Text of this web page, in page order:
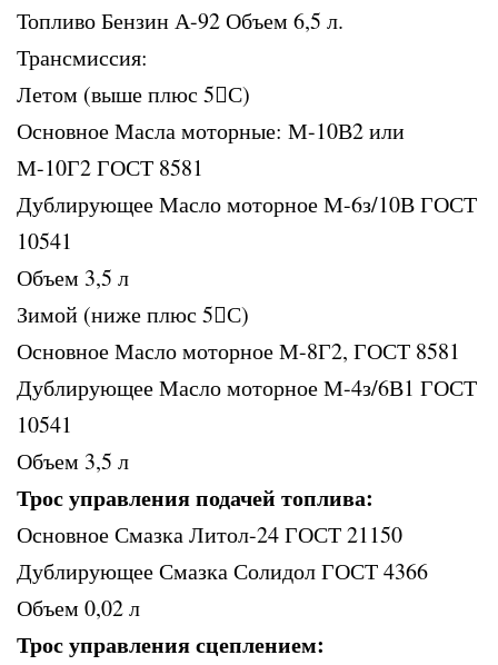
Топливо Бензин А-92 Объем 6,5 л.
Трансмиссия:
Летом (выше плюс 5С)
Основное Масла моторные: М-10В2 или
М-10Г2 ГОСТ 8581
Дублирующее Масло моторное М-6з/10В ГОСТ
10541
Объем 3,5 л
Зимой (ниже плюс 5С)
Основное Масло моторное М-8Г2, ГОСТ 8581
Дублирующее Масло моторное М-4з/6В1 ГОСТ
10541
Объем 3,5 л
Трос управления подачей топлива:
Основное Смазка Литол-24 ГОСТ 21150
Дублирующее Смазка Солидол ГОСТ 4366
Объем 0,02 л
Трос управления сцеплением: